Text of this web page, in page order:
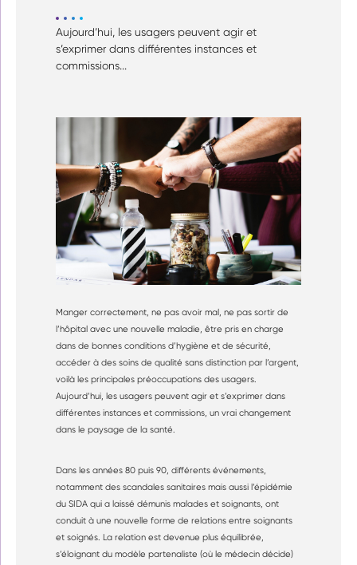
Aujourd’hui, les usagers peuvent agir et
s’exprimer dans différentes instances et
commissions...
Manger correctement, ne pas avoir mal, ne pas sortir de
l’hôpital avec une nouvelle maladie, être pris en charge
dans de bonnes conditions d’hygiène et de sécurité,
accéder à des soins de qualité sans distinction par l’argent,
voilà les principales préoccupations des usagers.
Aujourd’hui, les usagers peuvent agir et s’exprimer dans
différentes instances et commissions, un vrai changement
dans le paysage de la santé.
Dans les années 80 puis 90, différents événements,
notamment des scandales sanitaires mais aussi l’épidémie
du SIDA qui a laissé démunis malades et soignants, ont
conduit à une nouvelle forme de relations entre soignants
et soignés. La relation est devenue plus équilibrée,
s’éloignant du modèle partenaliste (où le médecin décide)